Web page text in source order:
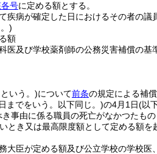
号に定める額とする。
病が確定した日におけるその者の議
)
額
及び学校薬剤師の公務災害補償の基
いう。)について前条の規定による補
までをいう。以下同じ。)の4月1日(以
事由に係る職員の死亡がなかつたも
とき又は最高限度額として定める額
臣が定める額及び公立学校の学校医